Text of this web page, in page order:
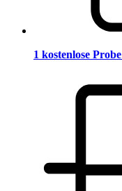
1 kostenlose Probe